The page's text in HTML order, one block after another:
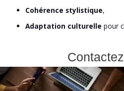
Cohérence stylistique,
Adaptation culturelle pour